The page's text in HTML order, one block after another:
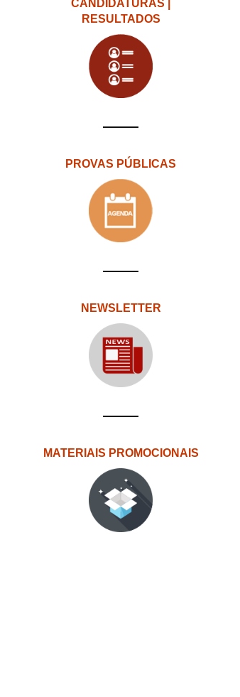
CANDIDATURAS |
RESULTADOS
PROVAS PÚBLICAS
NEWSLETTER
MATERIAIS PROMOCIONAIS